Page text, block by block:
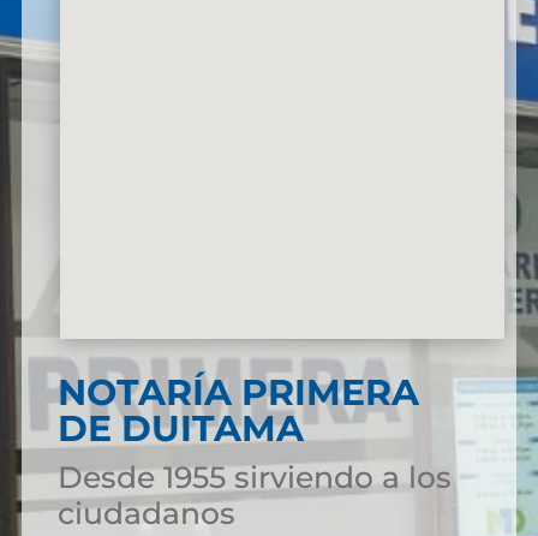
NOTARÍA PRIMERA
DE DUITAMA
Desde 1955 sirviendo a los
ciudadanos